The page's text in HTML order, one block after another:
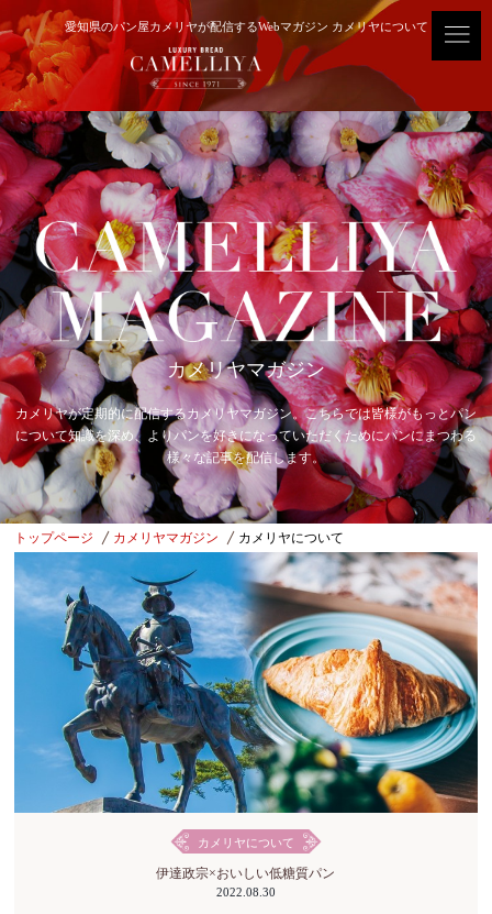
愛知県のパン屋カメリヤが配信するWebマガジン カメリヤについて
カメリヤマガジン
カメリヤが定期的に配信するカメリヤマガジン。こちらでは皆様がもっとパン
について知識を深め、よりパンを好きになっていただくためにパンにまつわる
様々な記事を配信します。
トップページ カメリヤマガジン カメリヤについて
カメリヤについて
伊達政宗×おいしい低糖質パン
2022.08.30